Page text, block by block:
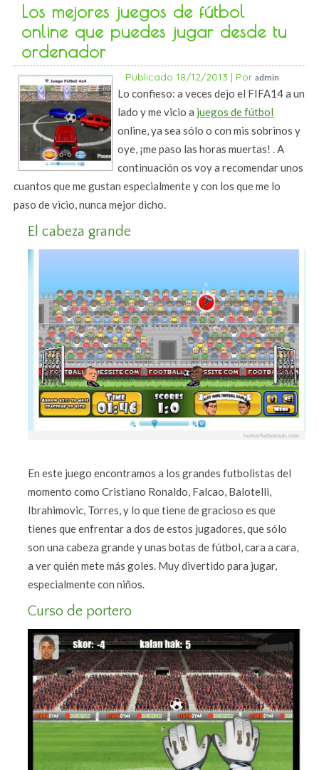
Los mejores juegos de fútbol
online que puedes jugar desde tu
ordenador
Publicado 18/12/2013 | Por admin
Lo confieso: a veces dejo el FIFA14 a un
lado y me vicio a juegos de fútbol
online, ya sea sólo o con mis sobrinos y
oye, ¡me paso las horas muertas! . A
continuación os voy a recomendar unos
cuantos que me gustan especialmente y con los que me lo
paso de vicio, nunca mejor dicho.
El cabeza grande
En este juego encontramos a los grandes futbolistas del
momento como Cristiano Ronaldo, Falcao, Balotelli,
Ibrahimovic, Torres, y lo que tiene de gracioso es que
tienes que enfrentar a dos de estos jugadores, que sólo
son una cabeza grande y unas botas de fútbol, cara a cara,
a ver quién mete más goles. Muy divertido para jugar,
especialmente con niños.
Curso de portero